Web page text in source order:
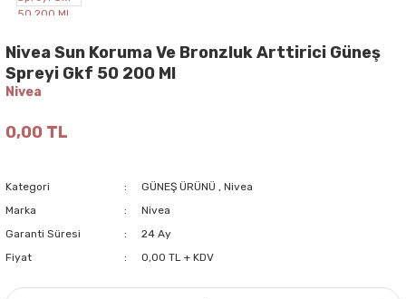
Nivea Sun Koruma Ve Bronzluk Arttirici Güneş
Spreyi Gkf 50 200 Ml
Nivea
0,00 TL
Kategori GÜNEŞ ÜRÜNÜ , Nivea
Marka
Nivea
Garanti Süresi
24 Ay
Fiyat
0,00 TL + KDV